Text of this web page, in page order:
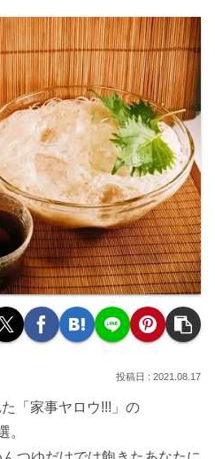
2021.08.17
「家事ヤロウ!!!」の
。